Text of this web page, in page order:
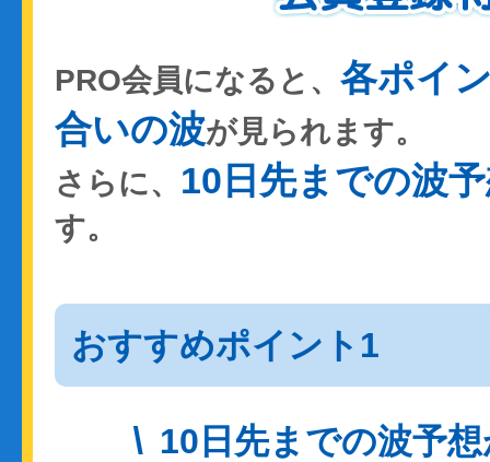
PRO会員になると、 各ポイ
合いの波が見られます。
さらに、 10日先までの波
す。
おすすめポイント1
10日先までの波予